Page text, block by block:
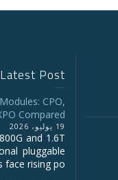
Latest Post
CPO,
Compared
19 يوليو، 2026
and 1.6T
pluggable
rising po...